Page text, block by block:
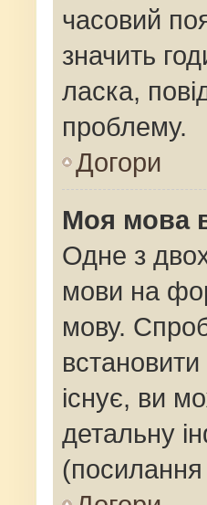
часовий
значить
ласка,
проблему.
Догори
Моя мова
Одне з
мови на
мову.
існує, ви
детальну
(посилання